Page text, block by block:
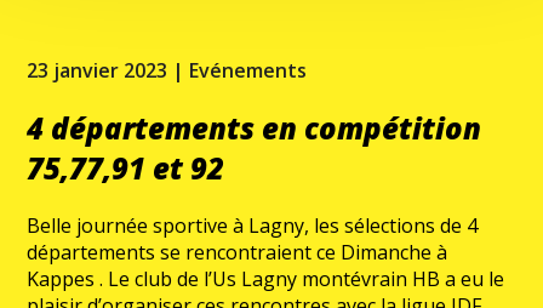
23 janvier 2023 | Evénements
4 départements en compétition
75,77,91 et 92
Belle journée sportive à Lagny, les sélections de 4
départements se rencontraient ce Dimanche à
Kappes . Le club de l’Us Lagny montévrain HB a eu le